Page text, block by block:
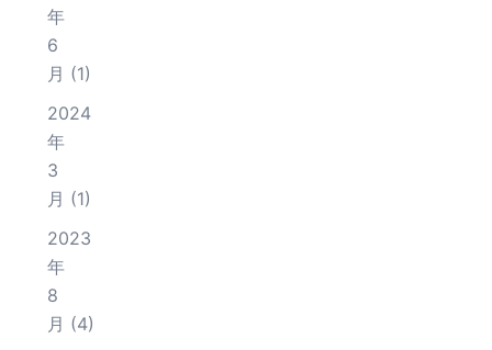
年
6
月 (1)
2024
年
3
月 (1)
2023
年
8
月 (4)